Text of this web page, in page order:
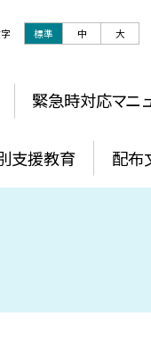
標準 中 大
緊急時対応マニ
支援教育 配布